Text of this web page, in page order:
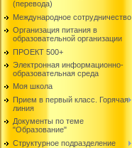
(перевода)
Международное сотрудничество
Организация питания в
образовательной организации
ПРОЕКТ 500+
Электронная информационно-
образовательная среда
Моя школа
Прием в первый класс. Горячая
линия
Документы по теме
"Образование"
Структурное подразделение